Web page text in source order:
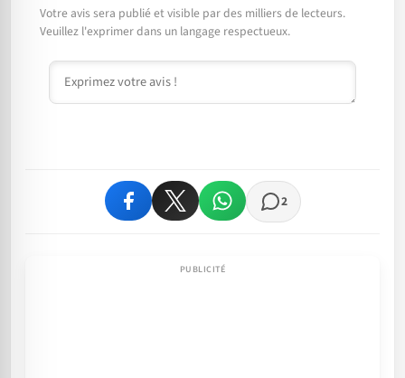
Votre avis sera publié et visible par des milliers de lecteurs.
Veuillez l'exprimer dans un langage respectueux.
Commentaire
2